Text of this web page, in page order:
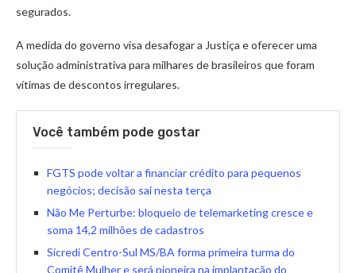
segurados.
A medida do governo visa desafogar a Justiça e oferecer uma
solução administrativa para milhares de brasileiros que foram
vítimas de descontos irregulares.
Você também pode gostar
FGTS pode voltar a financiar crédito para pequenos
negócios; decisão sai nesta terça
Não Me Perturbe: bloqueio de telemarketing cresce e
soma 14,2 milhões de cadastros
Sicredi Centro-Sul MS/BA forma primeira turma do
Comitê Mulher e será pioneira na implantação do